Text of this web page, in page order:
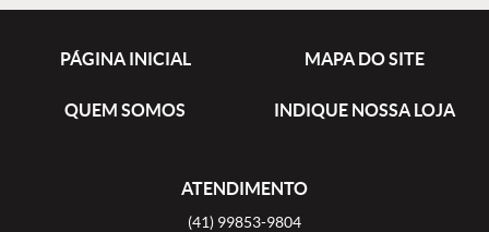
PÁGINA INICIAL MAPA DO SITE
QUEM SOMOS INDIQUE NOSSA LOJA
ATENDIMENTO
(41) 99853-9804